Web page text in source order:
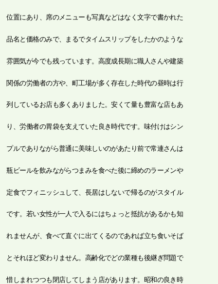
位置にあり、席のメニューも写真などはなく文字で書かれた
品名と価格のみで、まるでタイムスリップをしたかのような
雰囲気が今でも残っています。高度成長期に職人さんや建築
関係の労働者の方や、町工場が多く存在した時代の昼時は行
列しているお店も多くありました。安くて量も豊富な店もあ
り、労働者の胃袋を支えていた良き時代です。味付けはシン
プルでありながら普通に美味しいのがあたり前で常連さんは
瓶ビールを飲みながらつまみを食べた後に締めのラーメンや
定食でフィニッシュして、長居はしないで帰るのがスタイル
です。若い女性が一人で入るにはちょっと抵抗があるかも知
れませんが、食べて直ぐに出てくるのであれば立ち食いそば
とそれほど変わりません。高齢化でどの業種も後継ぎ問題で
惜しまれつつも閉店してしまう店があります。昭和の良き時